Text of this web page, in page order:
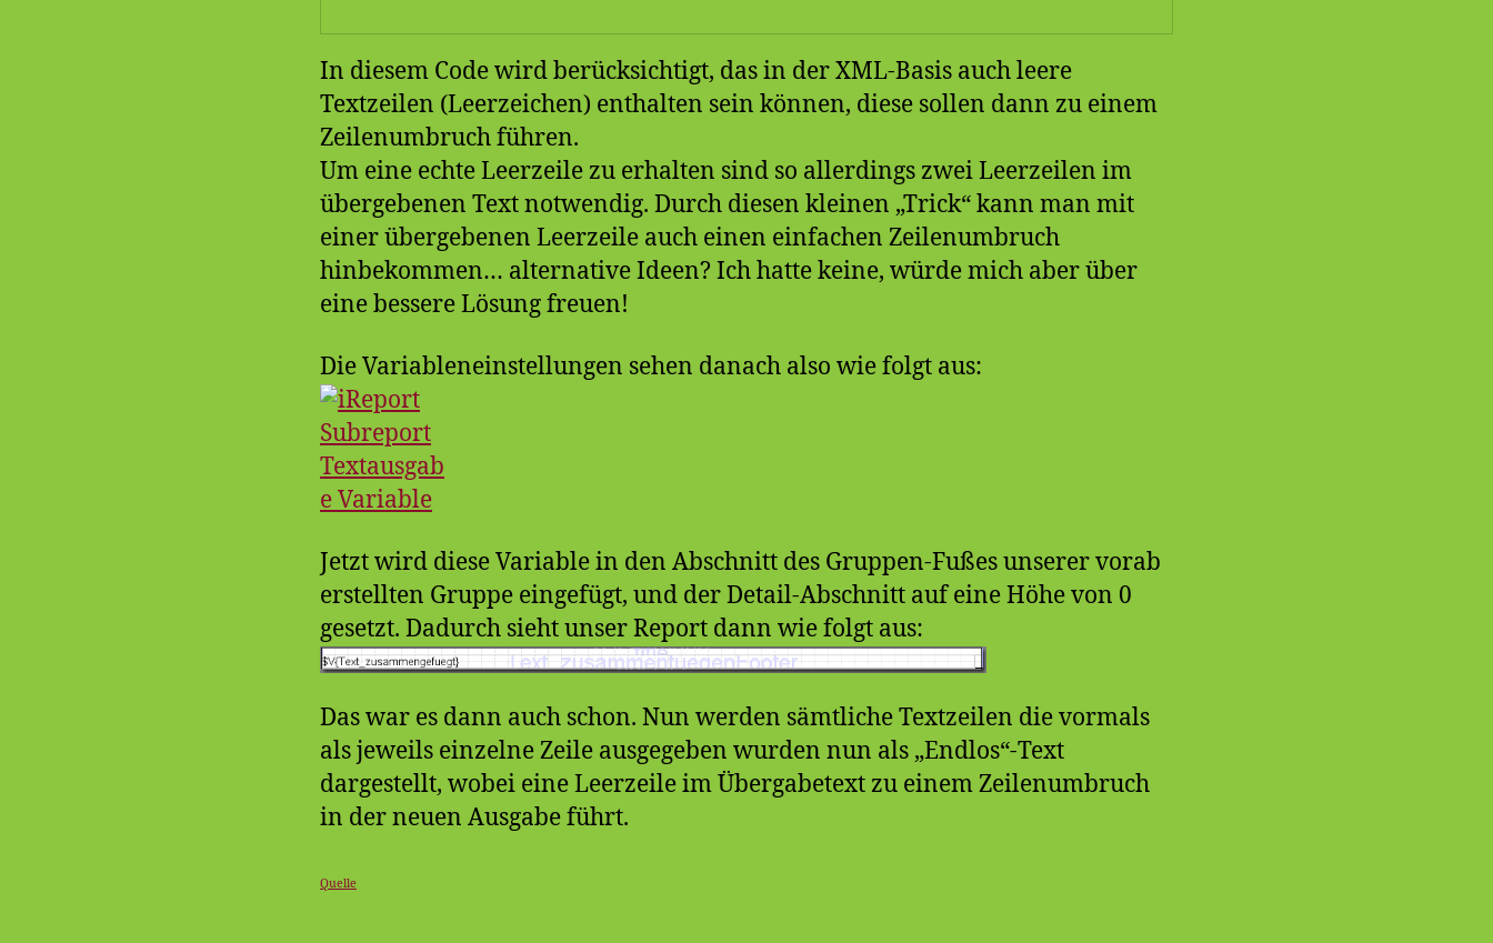
In diesem Code wird berücksichtigt, das in der XML-Basis auch leere
Textzeilen (Leerzeichen) enthalten sein können, diese sollen dann zu einem
Zeilenumbruch führen.
Um eine echte Leerzeile zu erhalten sind so allerdings zwei Leerzeilen im
übergebenen Text notwendig. Durch diesen kleinen „Trick“ kann man mit
einer übergebenen Leerzeile auch einen einfachen Zeilenumbruch
hinbekommen… alternative Ideen? Ich hatte keine, würde mich aber über
eine bessere Lösung freuen!
Die Variableneinstellungen sehen danach also wie folgt aus:
Jetzt wird diese Variable in den Abschnitt des Gruppen-Fußes unserer vorab
erstellten Gruppe eingefügt, und der Detail-Abschnitt auf eine Höhe von 0
gesetzt. Dadurch sieht unser Report dann wie folgt aus:
Das war es dann auch schon. Nun werden sämtliche Textzeilen die vormals
als jeweils einzelne Zeile ausgegeben wurden nun als „Endlos“-Text
dargestellt, wobei eine Leerzeile im Übergabetext zu einem Zeilenumbruch
in der neuen Ausgabe führt.
Quelle